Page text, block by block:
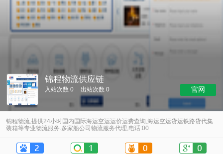
锦程物流供应链
入站次数 0 出站次数 0 官网
锦程物流,提供24小时国内国际海运空运运价运费查询,海运空运货运铁路货代集
装箱等专业物流服务.多家船公司物流服务代理,电话:00